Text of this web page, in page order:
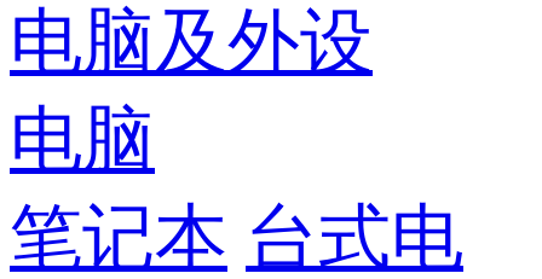
电脑及外设
电脑
笔记本 台式电